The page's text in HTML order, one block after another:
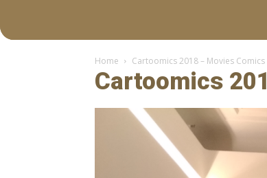
Home Cartoomics 2018 – Movies
Cartoomics